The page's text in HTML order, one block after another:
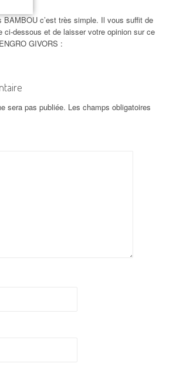
BAMBOU c’est très simple. Il vous suffit de
ci-dessous et de laisser votre opinion sur ce
GIVORS :
sera pas publiée. Les champs obligatoires